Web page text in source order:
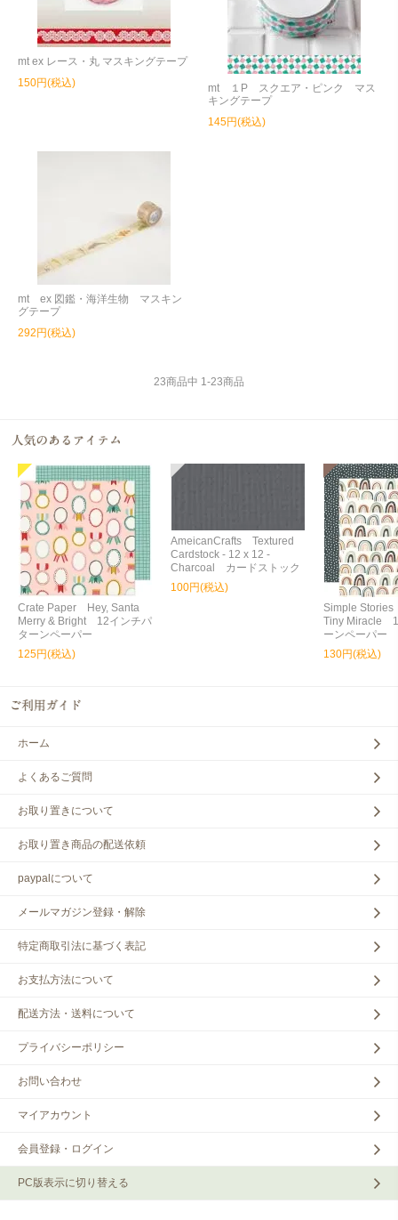
mt ex レース・丸 マスキングテープ
150円(税込)
mt １P スクエア・ピンク マス
キングテープ
145円(税込)
mt ex 図鑑・海洋生物 マスキン
グテープ
292円(税込)
23商品中 1-23商品
Crate Paper Hey, Santa
Merry & Bright 12インチパ
ターンペーパー
125円(税込)
AmeicanCrafts Textured
Cardstock - 12 x 12 -
Charcoal カードストック
100円(税込)
Simple
Tiny Miracle
ーンペーパー
130円(税込)
ホーム
よくあるご質問
お取り置きについて
お取り置き商品の配送依頼
paypalについて
メールマガジン登録・解除
特定商取引法に基づく表記
お支払方法について
配送方法・送料について
プライバシーポリシー
お問い合わせ
マイアカウント
会員登録・ログイン
PC版表示に切り替える